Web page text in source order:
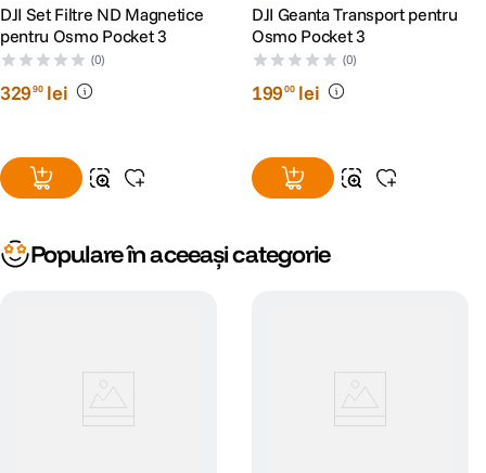
DJI Set Filtre ND Magnetice
pentru Osmo Pocket 3
(0)
32990 lei
DJI Geanta Transport pentru
Osmo Pocket 3
(0)
19900 lei
Populare în aceeași categorie